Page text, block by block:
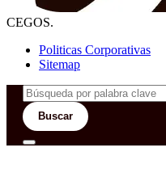
CEGOS.
Politicas Corporativas
Sitemap
Buscar